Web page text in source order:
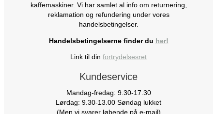
kaffemaskiner. Vi har samlet al info om returnering,
reklamation og refundering under vores
handelsbetingelser.
Handelsbetingelserne finder du her!
Link til din fortrydelsesret
Kundeservice
Mandag-fredag: 9.30-17.30
Lørdag: 9.30-13.00 Søndag lukket
(Men vi svarer løbende på e-mail)